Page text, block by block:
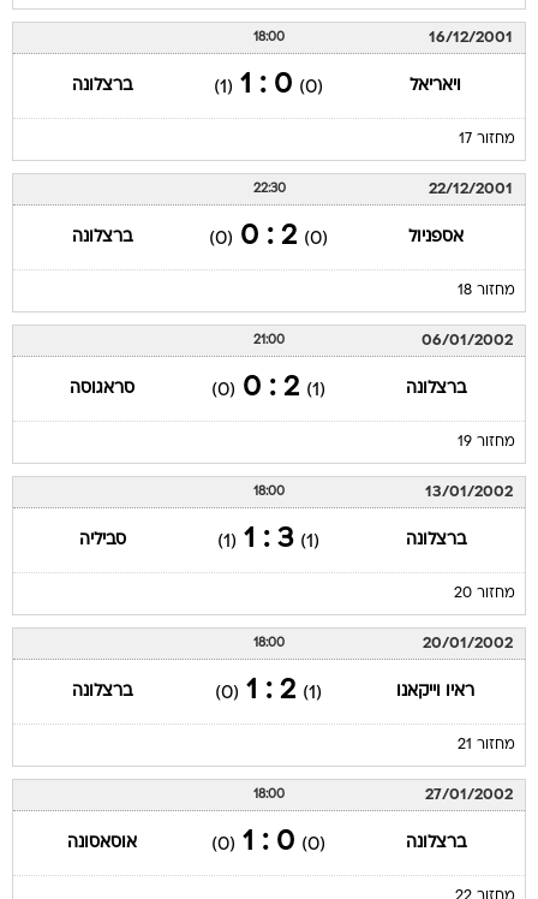
16/12/2001
18:00
ויאריאל (0)
0 : 1
(1) ברצלונה
מחזור 17
22/12/2001
22:30
אספניול (0)
2 : 0
(0) ברצלונה
מחזור 18
06/01/2002
21:00
ברצלונה (1)
2 : 0
(0) סראגוסה
מחזור 19
13/01/2002
18:00
ברצלונה (1)
3 : 1
(1) סביליה
מחזור 20
20/01/2002
18:00
ראיו וייקאנו (1)
2 : 1
(0) ברצלונה
מחזור 21
27/01/2002
18:00
ברצלונה (0)
0 : 1
(0) אוסאסונה